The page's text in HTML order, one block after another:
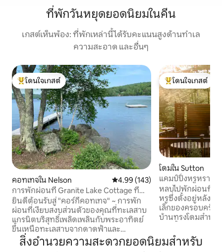
ที่พักวันหยุดยอดนิยมในคีน
เกสต์เห็นพ้อง: ที่พักเหล่านี้ได้รับคะแนนสูงด้านทำเล
ความสะอาด และอื่นๆ
โดนใจเกสต์ที่สุด
โดนใจเกสต์
คอทเทจใน Nelson คะแนนเฉลี่ย 4.99 จาก 5, 143 รีวิว
4.99 (143)
การพักผ่อนที่ Granite Lake Cottage ที่
อบอุ่นและโรแมนติก
ยินดีต้อนรับสู่ "คอร์กี้คอทเทจ" ~ การพัก
ผ่อนที่เงียบสงบส่วนตัวของคุณที่ทะเลสาบ
แกรนิตบริสุทธิ์เพลิดเพลินกับพระอาทิตย์
ขึ้นเหนือทะเลสาบจากดาดฟ้าและ
พระอาทิตย์ตกเหนือโรงนาหลังบ้าน
ระหว่างนั้นใช้เวลาทั้งวันบนทะเลสาบในหาด
โดนใจเกสต์ที่สุด
โดนใจเกสต์
โดมใน Sutton
แคมป์ปิ้งหรูหรา
Sanctuary
หลบไปพักผ่อนที่ส
หรูซึ่งตั้งอยู่หลังฟ
เล็กของครอบครัว
บ้านทรงโดมสำห
เย็น แฮมม็อก แล
เต็มไปด้วยดวงดาว สร้างขึ้นสำหรับคู่รักที่
สิ่งอำนวยความสะดวกยอดนิยมสำหรับ